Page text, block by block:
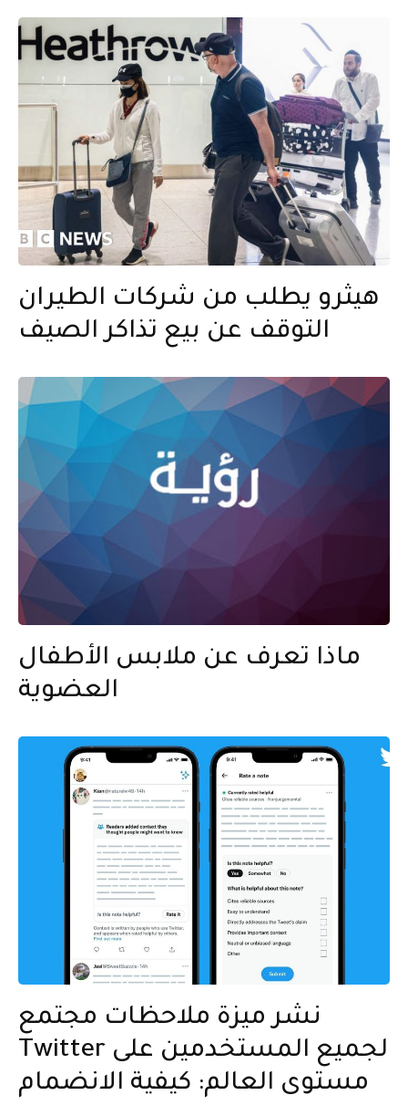
هيثرو يطلب من شركات الطيران
التوقف عن بيع تذاكر الصيف
ماذا تعرف عن ملابس الأطفال
العضوية
نشر ميزة ملاحظات مجتمع
Twitter لجميع المستخدمين على
مستوى العالم: كيفية الانضمام